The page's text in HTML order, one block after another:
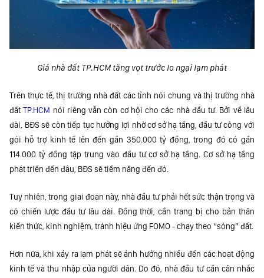
Giá nhà đất TP.HCM tăng vọt trước lo ngại lạm phát
Trên thực tế, thị trường nhà đất các tỉnh nói chung và thị trường nhà
đấtTP.HCM nói riêng vẫn còn cơ hội cho các nhà đầu tư. Bởi về lâu
dài, BĐS sẽ còn tiếp tục hưởng lợi nhờ cơ sở hạ tầng, đầu tư công với
gói hỗ trợ kinh tế lên đến gần 350.000 tỷ đồng, trong đó có gần
114.000 tỷ đồng tập trung vào đầu tư cơ sở hạ tầng. Cơ sở hạ tầng
phát triển đến đâu, BĐS sẽ tiềm năng đến đó.
Tuy nhiên, trong giai đoạn này, nhà đầu tư phải hết sức thận trọng và
có chiến lược đầu tư lâu dài. Đồng thời, cần trang bị cho bản thân
kiến thức, kinh nghiệm, tránh hiệu ứng FOMO - chạy theo “sóng” đất.
Hơn nữa, khi xảy ra lạm phát sẽ ảnh hưởng nhiều đến các hoạt động
kinh tế và thu nhập của người dân. Do đó, nhà đầu tư cần cân nhắc